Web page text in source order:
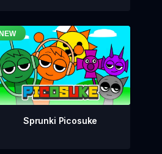
Sprunki Picosuke